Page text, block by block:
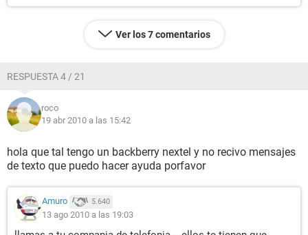
Ver los 7 comentarios
RESPUESTA 4 / 21
roco
19 abr 2010 a las 15:42
hola que tal tengo un backberry nextel y no recivo mensajes
de texto que puedo hacer ayuda porfavor
Amuro 5.640
13 ago 2010 a las 19:03